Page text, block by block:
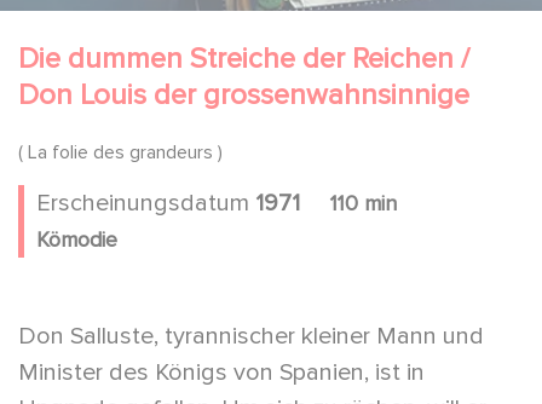
Die dummen Streiche der Reichen /
Don Louis der grossenwahnsinnige
( La folie des grandeurs )
Erscheinungsdatum 1971
110 min
Kömodie
Don Salluste, tyrannischer kleiner Mann und
Minister des Königs von Spanien, ist in